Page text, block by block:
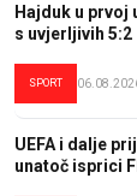
Hajduk u
s uvjerljivih 5:2
SPORT
UEFA i dalje
unatoč isprici